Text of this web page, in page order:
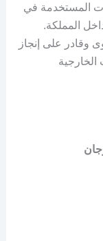
المستخدمة في
المملكة.
على إنجاز